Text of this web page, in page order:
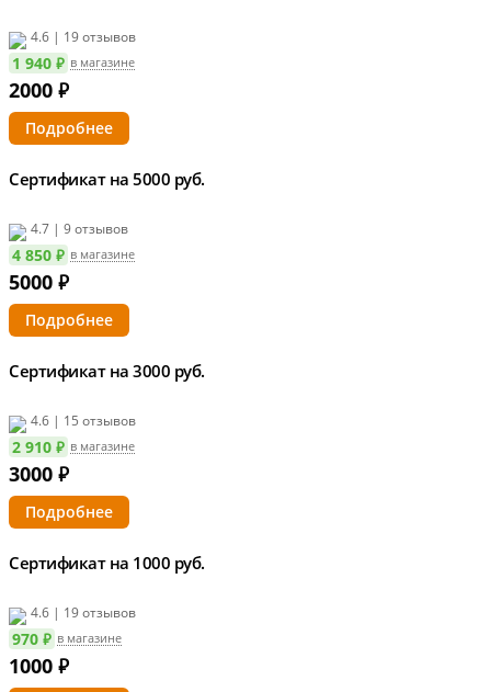
4.6 | 19 отзывов
1 940 ₽ в магазине
2000 ₽
Подробнее
Сертификат на 5000 руб.
4.7 | 9 отзывов
4 850 ₽ в магазине
5000 ₽
Подробнее
Сертификат на 3000 руб.
4.6 | 15 отзывов
2 910 ₽ в магазине
3000 ₽
Подробнее
Сертификат на 1000 руб.
4.6 | 19 отзывов
970 ₽ в магазине
1000 ₽